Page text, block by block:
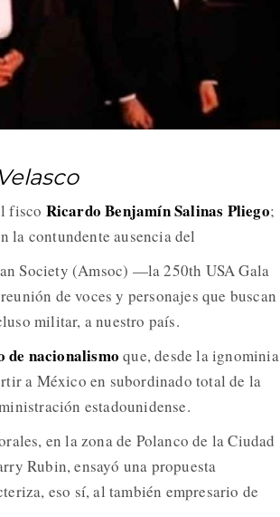
fisco Ricardo Benjamín Salinas Pliego;
la contundente ausencia del
Society (Amsoc) —la 250th USA Gala
de voces y personajes que buscan
militar, a nuestro país.
de nacionalismo que, desde la ignominia
a México en subordinado total de la
estadounidense.
en la zona de Polanco de la Ciudad
Rubin, ensayó una propuesta
eso sí, al también empresario de